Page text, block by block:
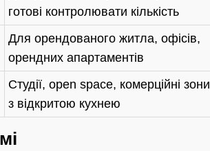
готові контролювати кількість
Для орендованого житла, офісів,
орендних апартаментів
Студії, open space, комерційні зони
з відкритою кухнею